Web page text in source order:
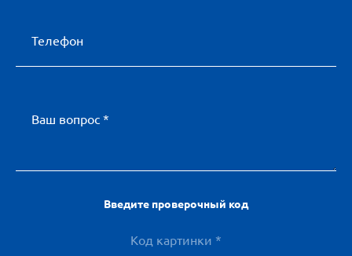
Телефон
Ваш вопрос *
Введите проверочный код